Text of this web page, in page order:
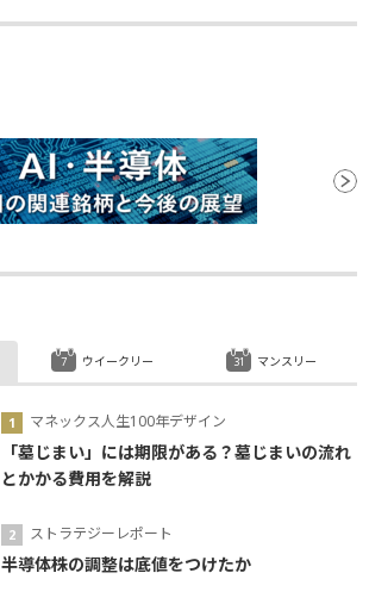
マネックス人生100年デザイン
「墓じまい」には期限がある？墓じまいの流れ
とかかる費用を解説
ストラテジーレポート
半導体株の調整は底値をつけたか
ウイークリー マンスリー